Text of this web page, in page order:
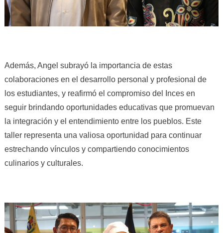
Además, Angel subrayó la importancia de estas
colaboraciones en el desarrollo personal y profesional de
los estudiantes, y reafirmó el compromiso del Inces en
seguir brindando oportunidades educativas que promuevan
la integración y el entendimiento entre los pueblos. Este
taller representa una valiosa oportunidad para continuar
estrechando vínculos y compartiendo conocimientos
culinarios y culturales.